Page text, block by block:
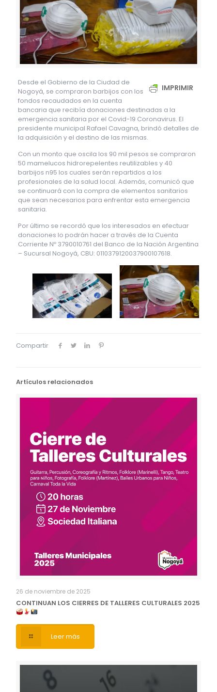
IMPRIMIR
Desde el Gobierno de la Ciudad de
Nogoyá, se compraron barbijos con los
fondos recaudados en la cuenta
bancaria que recibía donaciones destinadas a la
emergencia sanitaria por el Covid-19 Coronavirus. El
presidente municipal Rafael Cavagna, brindó detalles de
la adquisición y el destino de las mismas.
Con un monto que oscila los 90 mil pesos se compraron
50 mamelucos hidrorepelentes reutilizables y 40
barbijos n95 los cuales serán repartidos a los
profesionales de la salud local. Además, comunicó que
se continuará con la compra de elementos sanitarios
que sean necesarios para enfrentar esta emergencia
sanitaria.
Por último se recordó que los interesados en efectuar
donaciones lo podrán hacer a través de la Cuenta
Corriente Nº 3790010761 del Banco de la Nación Argentina
– Sucursal Nogoyá, CBU: 0110379120037900107618.
Compartir
Artículos relacionados
26 de noviembre de 2025
CONTINUAN LOS CIERRES DE TALLERES CULTURALES 2025
Leer más